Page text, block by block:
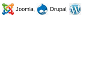
Joomla,
Drupal,